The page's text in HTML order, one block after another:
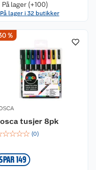
På lager (+100)
På lager i 32 butikker
%
tusjer 8pk
☆☆☆☆ (0)
149